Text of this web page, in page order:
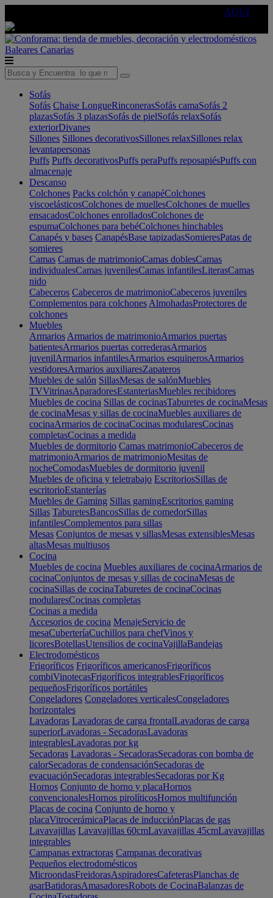
AQUÍ
Baleares Canarias
Sofás
Sofás Chaise LongueRinconerasSofás camaSofás 2
plazasSofás 3 plazasSofás de pielSofás relaxSofás
exteriorDivanes
Sillones Sillones decorativosSillones relaxSillones relax
levantapersonas
Puffs Puffs decorativosPuffs peraPuffs reposapiésPuffs con
almacenaje
Descanso
Colchones Packs colchón y canapéColchones
viscoelásticosColchones de muellesColchones de muelles
ensacadosColchones enrolladosColchones de
espumaColchones para bebéColchones hinchables
Canapés y bases CanapésBase tapizadasSomieresPatas de
somieres
Camas Camas de matrimonioCamas doblesCamas
individualesCamas juvenilesCamas infantilesLiterasCamas
nido
Cabeceros Cabeceros de matrimonioCabeceros juveniles
Complementos para colchones AlmohadasProtectores de
colchones
Muebles
Armarios Armarios de matrimonioArmarios puertas
batientesArmarios puertas correderasArmarios
juvenilArmarios infantilesArmarios esquinerosArmarios
vestidoresArmarios auxiliaresZapateros
Muebles de salón SillasMesas de salónMuebles
TVVitrinasAparadoresEstanteriasMuebles recibidores
Muebles de cocina Sillas de cocinasTaburetes de cocinaMesas
de cocinaMesas y sillas de cocinaMuebles auxiliares de
cocinaArmarios de cocinaCocinas modularesCocinas
completasCocinas a medida
Muebles de dormitorio Camas matrimonioCabeceros de
matrimonioArmarios de matrimonioMesitas de
nocheComodasMuebles de dormitorio juvenil
Muebles de oficina y teletrabajo EscritoriosSillas de
escritorioEstanterías
Muebles de Gaming Sillas gamingEscritorios gaming
Sillas TaburetesBancosSillas de comedorSillas
infantilesComplementos para sillas
Mesas Conjuntos de mesas y sillasMesas extensiblesMesas
altasMesas multiusos
Cocina
Muebles de cocina Muebles auxiliares de cocinaArmarios de
cocinaConjuntos de mesas y sillas de cocinaMesas de
cocinaSillas de cocinaTaburetes de cocinaCocinas
modularesCocinas completas
Cocinas a medida
Accesorios de cocina MenajeServicio de
mesaCuberteríaCuchillos para chefVinos y
licoresBotellasUtensilios de cocinaVajillaBandejas
Electrodomésticos
Frigoríficos Frigoríficos americanosFrigoríficos
combiVinotecasFrigoríficos integrablesFrigoríficos
pequeñosFrigoríficos portátiles
Congeladores Congeladores verticalesCongeladores
horizontales
Lavadoras Lavadoras de carga frontalLavadoras de carga
superiorLavadoras - SecadorasLavadoras
integrablesLavadoras por kg
Secadoras Lavadoras - SecadorasSecadoras con bomba de
calorSecadoras de condensaciónSecadoras de
evacuaciónSecadoras integrablesSecadoras por Kg
Hornos Conjunto de horno y placaHornos
convencionalesHornos pirolíticosHornos multifunción
Placas de cocina Conjunto de horno y
placaVitrocerámicaPlacas de inducciónPlacas de gas
Lavavajillas Lavavajillas 60cmLavavajillas 45cmLavavajillas
integrables
Campanas extractoras Campanas decorativas
Pequeños electrodomésticos
MicroondasFreidorasAspiradoresCafeterasPlanchas de
asarBatidorasAmasadoresRobots de CocinaBalanzas de